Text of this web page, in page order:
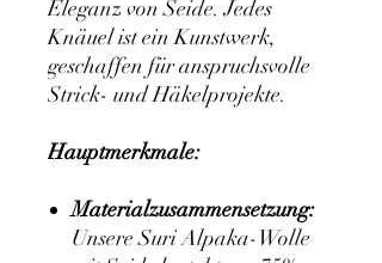
Eleganz von Seide. Jedes
Knäuel ist ein Kunstwerk,
geschaffen für anspruchsvolle
Strick- und Häkelprojekte.
Hauptmerkmale:
Materialzusammensetzung:
Unsere Suri Alpaka-Wolle